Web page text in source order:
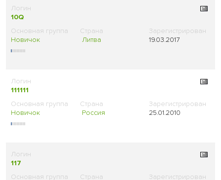
10Q
Новичок Литва 19.03.2017
111111
Новичок Россия 25.01.2010
117